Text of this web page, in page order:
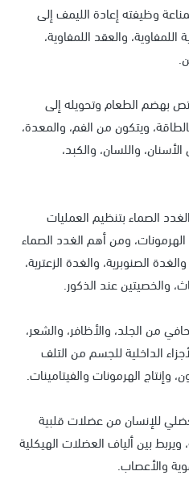
وظيفته إعادة الليمف إلى
والعقد اللمفاوية،
بهضم الطعام وتحويله إلى
ويتكون من الفم، والمعدة،
واللسان، والكبد،
الصماء بتنظيم العمليات
ومن أهم الغدد الصماء
الصنوبرية، والغدة الزعترية،
والخصيتين عند الذكور.
من الجلد، والأظافر، والشعر،
الداخلية للجسم من التلف
وإنتاج الهرمونات والفيتامينات.
للإنسان من عضلات قلبية
بين ألياف العضلات الهيكلية
والأعصاب.